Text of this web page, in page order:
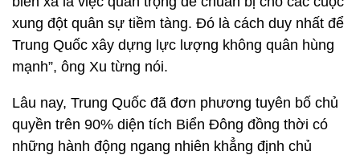
xung đột quân sự tiềm tàng. Đó là cách duy nhất để
Trung Quốc xây dựng lực lượng không quân hùng
mạnh”, ông Xu từng nói.
Lâu nay, Trung Quốc đã đơn phương tuyên bố chủ
quyền trên 90% diện tích Biển Đông đồng thời có
những hành động ngang nhiên khẳng định chủ